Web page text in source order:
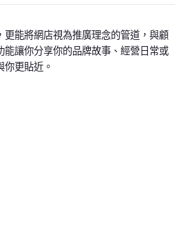
更能將網店視為推廣理念的管道，與顧
能讓你分享你的品牌故事、經營日常或
更貼近。